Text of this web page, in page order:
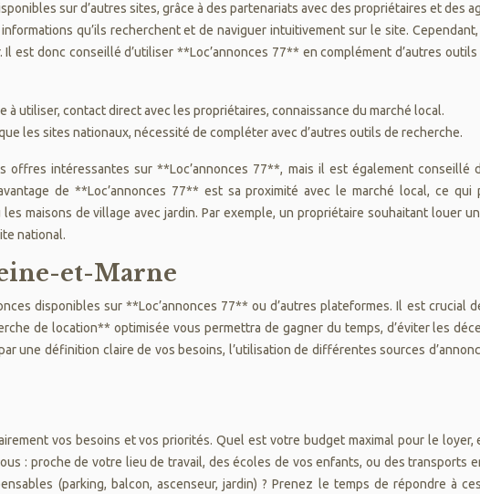
sur d’autres sites, grâce à des partenariats avec des propriétaires et des
qu’ils recherchent et de naviguer intuitivement sur le site.
est donc conseillé d’utiliser **Loc’annonces 77** en complément d’autres
utiliser, contact direct avec les propriétaires, connaissance du marché local.
les sites nationaux, nécessité de compléter avec d’autres outils de recherche.
intéressantes sur **Loc’annonces 77**, mais il est également conseillé
de **Loc’annonces 77** est sa proximité avec le marché local, ce
maisons de village avec jardin. Par exemple, un propriétaire souhaitant louer
national.
et-Marne
disponibles sur **Loc’annonces 77** ou d’autres plateformes. Il est crucial
de location** optimisée vous permettra de gagner du temps, d’éviter les
une définition claire de vos besoins, l’utilisation de différentes sources
vos besoins et vos priorités. Quel est votre budget maximal pour le loyer,
: proche de votre lieu de travail, des écoles de vos enfants, ou des transports
(parking, balcon, ascenseur, jardin) ? Prenez le temps de répondre à